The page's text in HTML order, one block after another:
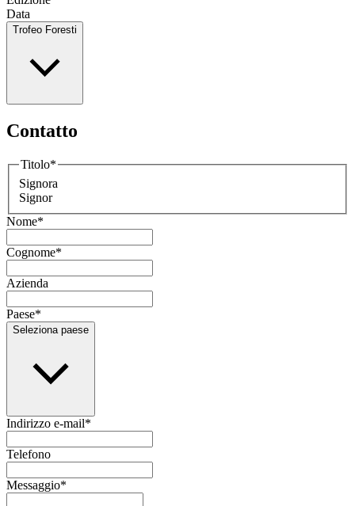
Data
Trofeo Foresti
Contatto
Titolo*
Signora
Signor
Nome*
Cognome*
Azienda
Paese*
Seleziona paese
Indirizzo e-mail*
Telefono
Messaggio*